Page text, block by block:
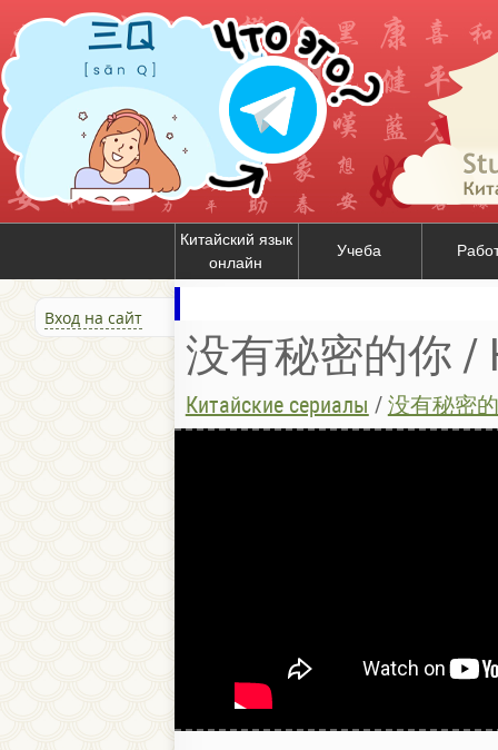
Китайский язык
онлайн
Учеба
Вход на сайт
没有秘密的你 /
Китайские сериалы / 没有秘密